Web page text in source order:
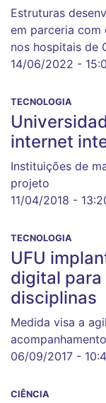
Estruturas
em parceria com
nos hospitais de
14/06/2022 -
TECNOLOGIA
internet
Instituições de
projeto
11/04/2018 -
TECNOLOGIA
UFU
digital
disciplinas
Medida visa a
06/09/2017 -
CIÊNCIA